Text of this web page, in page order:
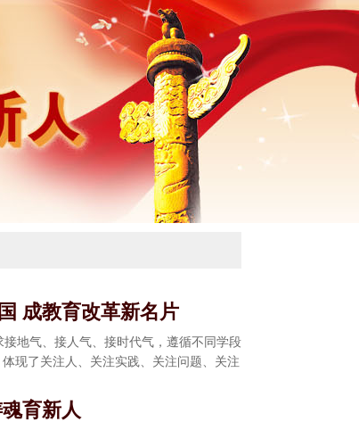
成教育改革新名片
地气、接人气、接时代气，遵循不同学段
现了关注人、关注实践、关注问题、关注
育新人